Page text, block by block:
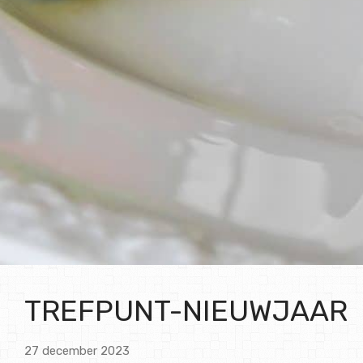
TREFPUNT-NIEUWJAAR
27 december 2023